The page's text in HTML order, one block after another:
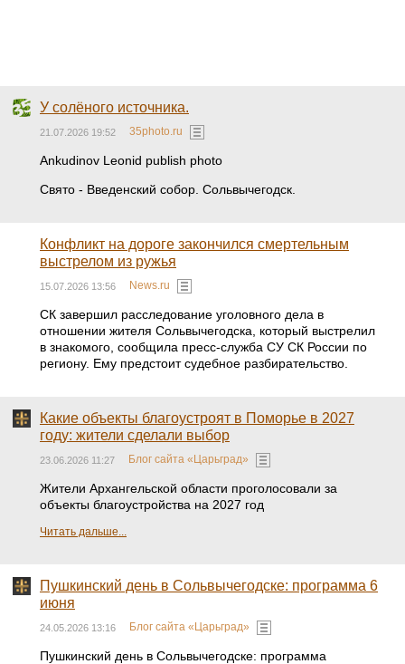
У солёного источника.
21.07.2026 19:52 35photo.ru
Ankudinov Leonid publish photo
Свято - Введенский собор. Сольвычегодск.
Конфликт на дороге закончился смертельным
выстрелом из ружья
15.07.2026 13:56 News.ru
СК завершил расследование уголовного дела в
отношении жителя Сольвычегодска, который выстрелил
в знакомого, сообщила пресс-служба СУ СК России по
региону. Ему предстоит судебное разбирательство.
Какие объекты благоустроят в Поморье в 2027
году: жители сделали выбор
23.06.2026 11:27 Блог сайта «Царьград»
Жители Архангельской области проголосовали за
объекты благоустройства на 2027 год
Читать дальше...
Пушкинский день в Сольвычегодске: программа 6
июня
24.05.2026 13:16 Блог сайта «Царьград»
Пушкинский день в Сольвычегодске: программа